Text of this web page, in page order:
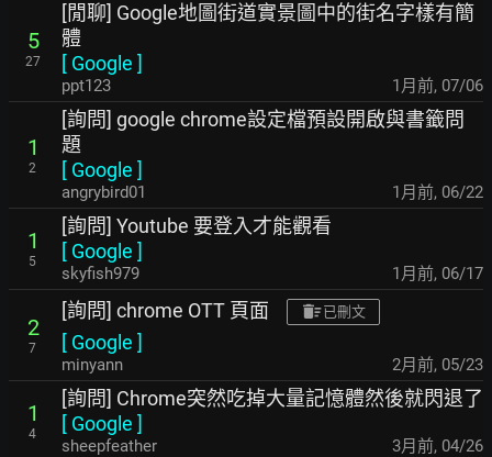
5
27
[閒聊] Google地圖街道實景圖中的街名字樣有簡
體
[ Google ]
ppt123 1月前, 07/06
1
2
[詢問] google chrome設定檔預設開啟與書籤問
題
[ Google ]
angrybird01 1月前, 06/22
1
5
[詢問] Youtube 要登入才能觀看
[ Google ]
skyfish979 1月前, 06/17
2
7
[詢問] chrome OTT 頁面 已刪文
[ Google ]
minyann 2月前, 05/23
1
4
[詢問] Chrome突然吃掉大量記憶體然後就閃退了
[ Google ]
sheepfeather 3月前, 04/26